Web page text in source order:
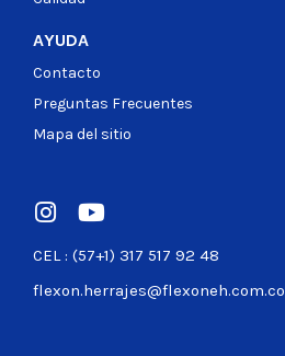
CEL : (57+1) 317 517 92 48
flexon.herrajes@flexoneh.com.co
AYUDA
Contacto
Preguntas Frecuentes
Mapa del sitio